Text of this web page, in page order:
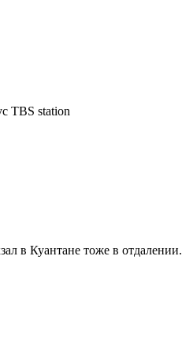
TBS station
в Куантане тоже в отдалении.